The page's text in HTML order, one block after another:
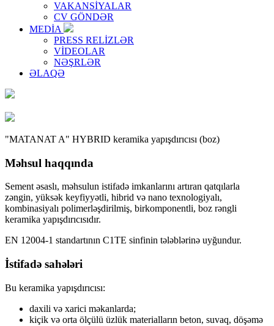
VAKANSİYALAR
CV GÖNDƏR
MEDİA
PRESS RELİZLƏR
VİDEOLAR
NƏŞRLƏR
ƏLAQƏ
"MATANAT A" HYBRID keramika yapışdırıcısı (boz)
Məhsul haqqında
Sement əsaslı, məhsulun istifadə imkanlarını artıran qatqılarla
zəngin, yüksək keyfiyyətli, hibrid və nano texnologiyalı,
kombinasiyalı polimerləşdirilmiş, birkomponentli, boz rəngli
keramika yapışdırıcısıdır.
EN 12004-1 standartının C1TE sinfinin tələblərinə uyğundur.
İstifadə sahələri
Bu keramika yapışdırıcısı:
daxili və xarici məkanlarda;
kiçik və orta ölçülü üzlük materialların beton, suvaq, döşəmə